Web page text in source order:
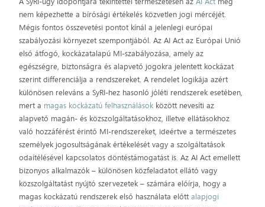
nem képezhette a bírósági értékelés közvetlen jogi mércéjét.
Mégis fontos összevetési pontot kínál a jelenlegi európai
szabályozási környezet szempontjából. Az AI Act az Európai Unió
első átfogó, kockázatalapú MI-szabályozása, amely az
egészségre, biztonságra és alapvető jogokra jelentett kockázat
szerint differenciálja a rendszereket. A rendelet logikája azért
különösen releváns a SyRI-hez hasonló jóléti rendszerek esetében,
mert a magas kockázatú felhasználások között nevesíti az
alapvető magán- és közszolgáltatásokhoz, illetve ellátásokhoz
való hozzáférést érintő MI-rendszereket, ideértve a természetes
személyek jogosultságának értékelését vagy a szolgáltatások
odaítélésével kapcsolatos döntéstámogatást is. Az AI Act emellett
bizonyos alkalmazók – különösen közfeladatot ellátó vagy
közszolgáltatást nyújtó szervezetek – számára előírja, hogy a
magas kockázatú rendszerek első használata előttalapjogi